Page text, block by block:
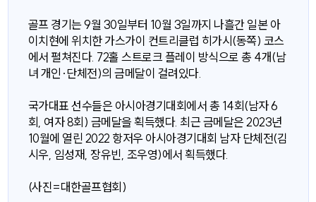
골프 경기는 9월 30일부터 10월 3일까지 나흘간 일본 아
이치현에 위치한 가스가이 컨트리클럽 히가시(동쪽) 코스
에서 펼쳐진다. 72홀 스트로크 플레이 방식으로 총 4개(남
녀 개인·단체전)의 금메달이 걸려있다.
국가대표 선수들은 아시아경기대회에서 총 14회(남자 6
회, 여자 8회) 금메달을 획득했다. 최근 금메달은 2023년
10월에 열린 2022 항저우 아시아경기대회 남자 단체전(김
시우, 임성재, 장유빈, 조우영)에서 획득했다.
(사진=대한골프협회)